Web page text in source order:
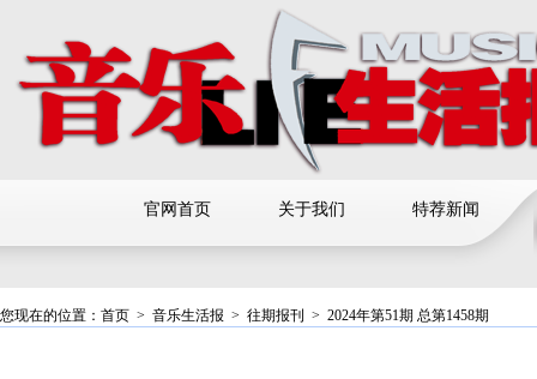
官网首页 关于我们 特荐新闻
您现在的位置： 首页 > 音乐生活报 > 往期报刊 > 2024年第51期 总第1458期